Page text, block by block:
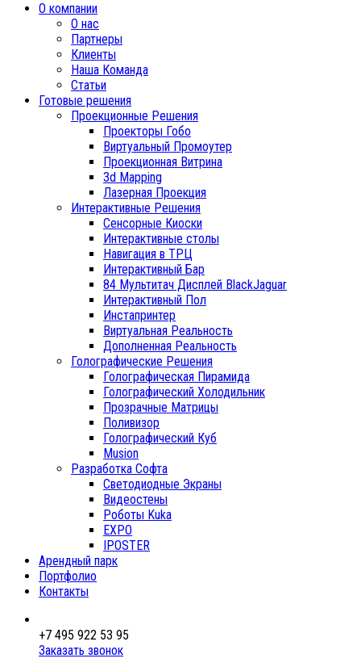
О компании
О нас
Партнеры
Клиенты
Наша Команда
Статьи
Готовые решения
Проекционные Решения
Проекторы Гобо
Виртуальный Промоутер
Проекционная Витрина
3d Mapping
Лазерная Проекция
Интерактивные Решения
Сенсорные Киоски
Интерактивные столы
Навигация в ТРЦ
Интерактивный Бар
84 Мультитач Дисплей BlackJaguar
Интерактивный Пол
Инстапринтер
Виртуальная Реальность
Дополненная Реальность
Голографические Решения
Голографическая Пирамида
Голографический Холодильник
Прозрачные Матрицы
Поливизор
Голографический Куб
Musion
Разработка Софта
Светодиодные Экраны
Видеостены
Роботы Kuka
EXPO
IPOSTER
Арендный парк
Портфолио
Контакты
+7 495 922 53 95
Заказать звонок